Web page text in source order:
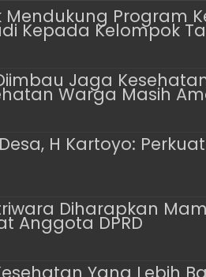
Mendukung Program
Kepada Kelompok
Jaga
Warga Masih
H Kartoyo:
Diharapkan
Anggota DPRD